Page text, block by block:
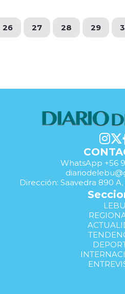
26 27 28 29
WhatsApp +56
Dirección: Saavedra 890
LEBU